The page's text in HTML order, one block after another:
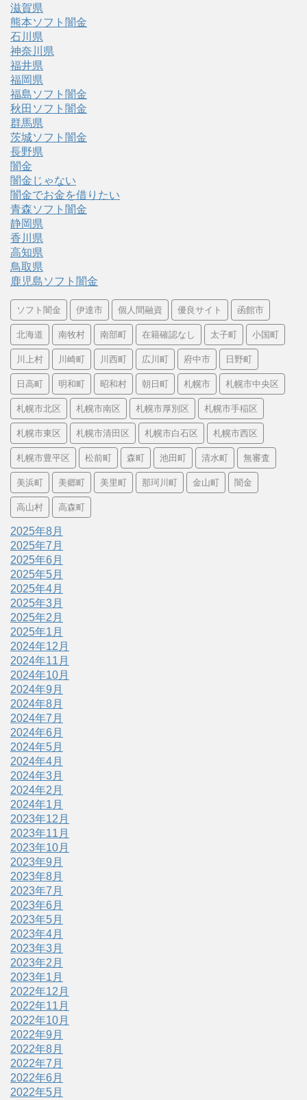
滋賀県
熊本ソフト闇金
石川県
神奈川県
福井県
福岡県
福島ソフト闇金
秋田ソフト闇金
群馬県
茨城ソフト闇金
長野県
闇金
闇金じゃない
闇金でお金を借りたい
青森ソフト闇金
静岡県
香川県
高知県
鳥取県
鹿児島ソフト闇金
ソフト闇金 伊達市 個人間融資 優良サイト 函館市
北海道 南牧村 南部町 在籍確認なし 太子町 小国町
川上村 川崎町 川西町 広川町 府中市 日野町
日高町 明和町 昭和村 朝日町 札幌市 札幌市中央区
札幌市北区 札幌市南区 札幌市厚別区 札幌市手稲区
札幌市東区 札幌市清田区 札幌市白石区 札幌市西区
札幌市豊平区 松前町 森町 池田町 清水町 無審査
美浜町 美郷町 美里町 那珂川町 金山町 闇金
高山村 高森町
2025年8月
2025年7月
2025年6月
2025年5月
2025年4月
2025年3月
2025年2月
2025年1月
2024年12月
2024年11月
2024年10月
2024年9月
2024年8月
2024年7月
2024年6月
2024年5月
2024年4月
2024年3月
2024年2月
2024年1月
2023年12月
2023年11月
2023年10月
2023年9月
2023年8月
2023年7月
2023年6月
2023年5月
2023年4月
2023年3月
2023年2月
2023年1月
2022年12月
2022年11月
2022年10月
2022年9月
2022年8月
2022年7月
2022年6月
2022年5月